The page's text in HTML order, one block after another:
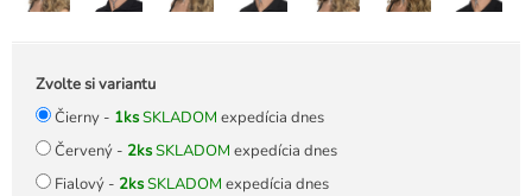
Zvolte si variantu
Čierny - 1ksSKLADOM expedícia dnes
Červený - 2ksSKLADOM expedícia dnes
Fialový - 2ksSKLADOM expedícia dnes